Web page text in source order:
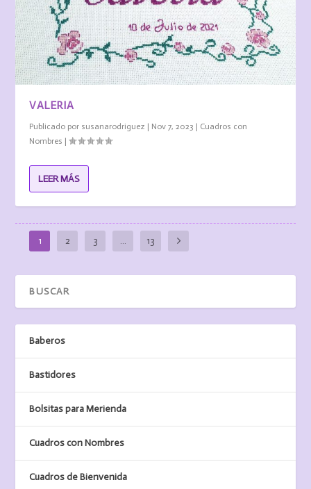
VALERIA
Publicado por susanarodriguez | Nov 7, 2023 | Cuadros con
Nombres |
LEER MÁS
1 2 3 … 13
Baberos
Bastidores
Bolsitas para Merienda
Cuadros con Nombres
Cuadros de Bienvenida